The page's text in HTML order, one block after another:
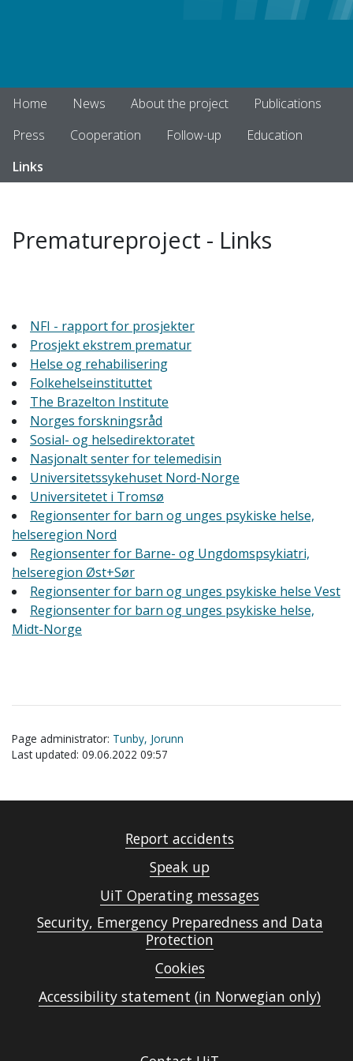
Home News About the project
Publications
Press
Cooperation Follow-up
Education
Links
Prematureproject - Links
NFI - rapport for prosjekter
Prosjekt ekstrem prematur
Helse og rehabilisering
Folkehelseinstituttet
The Brazelton Institute
Norges forskningsråd
Sosial- og helsedirektoratet
Nasjonalt senter for telemedisin
Universitetssykehuset Nord-Norge
Universitetet i Tromsø
Regionsenter for barn og unges psykiske helse,
helseregion Nord
Regionsenter for Barne- og Ungdomspsykiatri,
helseregion Øst+Sør
Regionsenter for barn og unges psykiske helse Vest
Regionsenter for barn og unges psykiske helse,
Midt-Norge
Page administrator: Tunby, Jorunn
Last updated: 09.06.2022 09:57
Report accidents
Speak up
UiT Operating messages
Security, Emergency Preparedness and Data
Protection
Cookies
Accessibility statement (in Norwegian only)